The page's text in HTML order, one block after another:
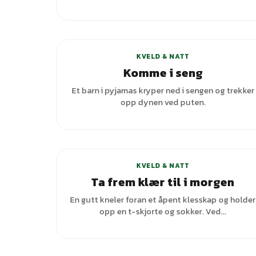
KVELD & NATT
Komme i seng
Et barn i pyjamas kryper ned i sengen og trekker
opp dynen ved puten.
KVELD & NATT
Ta frem klær til i morgen
En gutt kneler foran et åpent klesskap og holder
opp en t-skjorte og sokker. Ved...